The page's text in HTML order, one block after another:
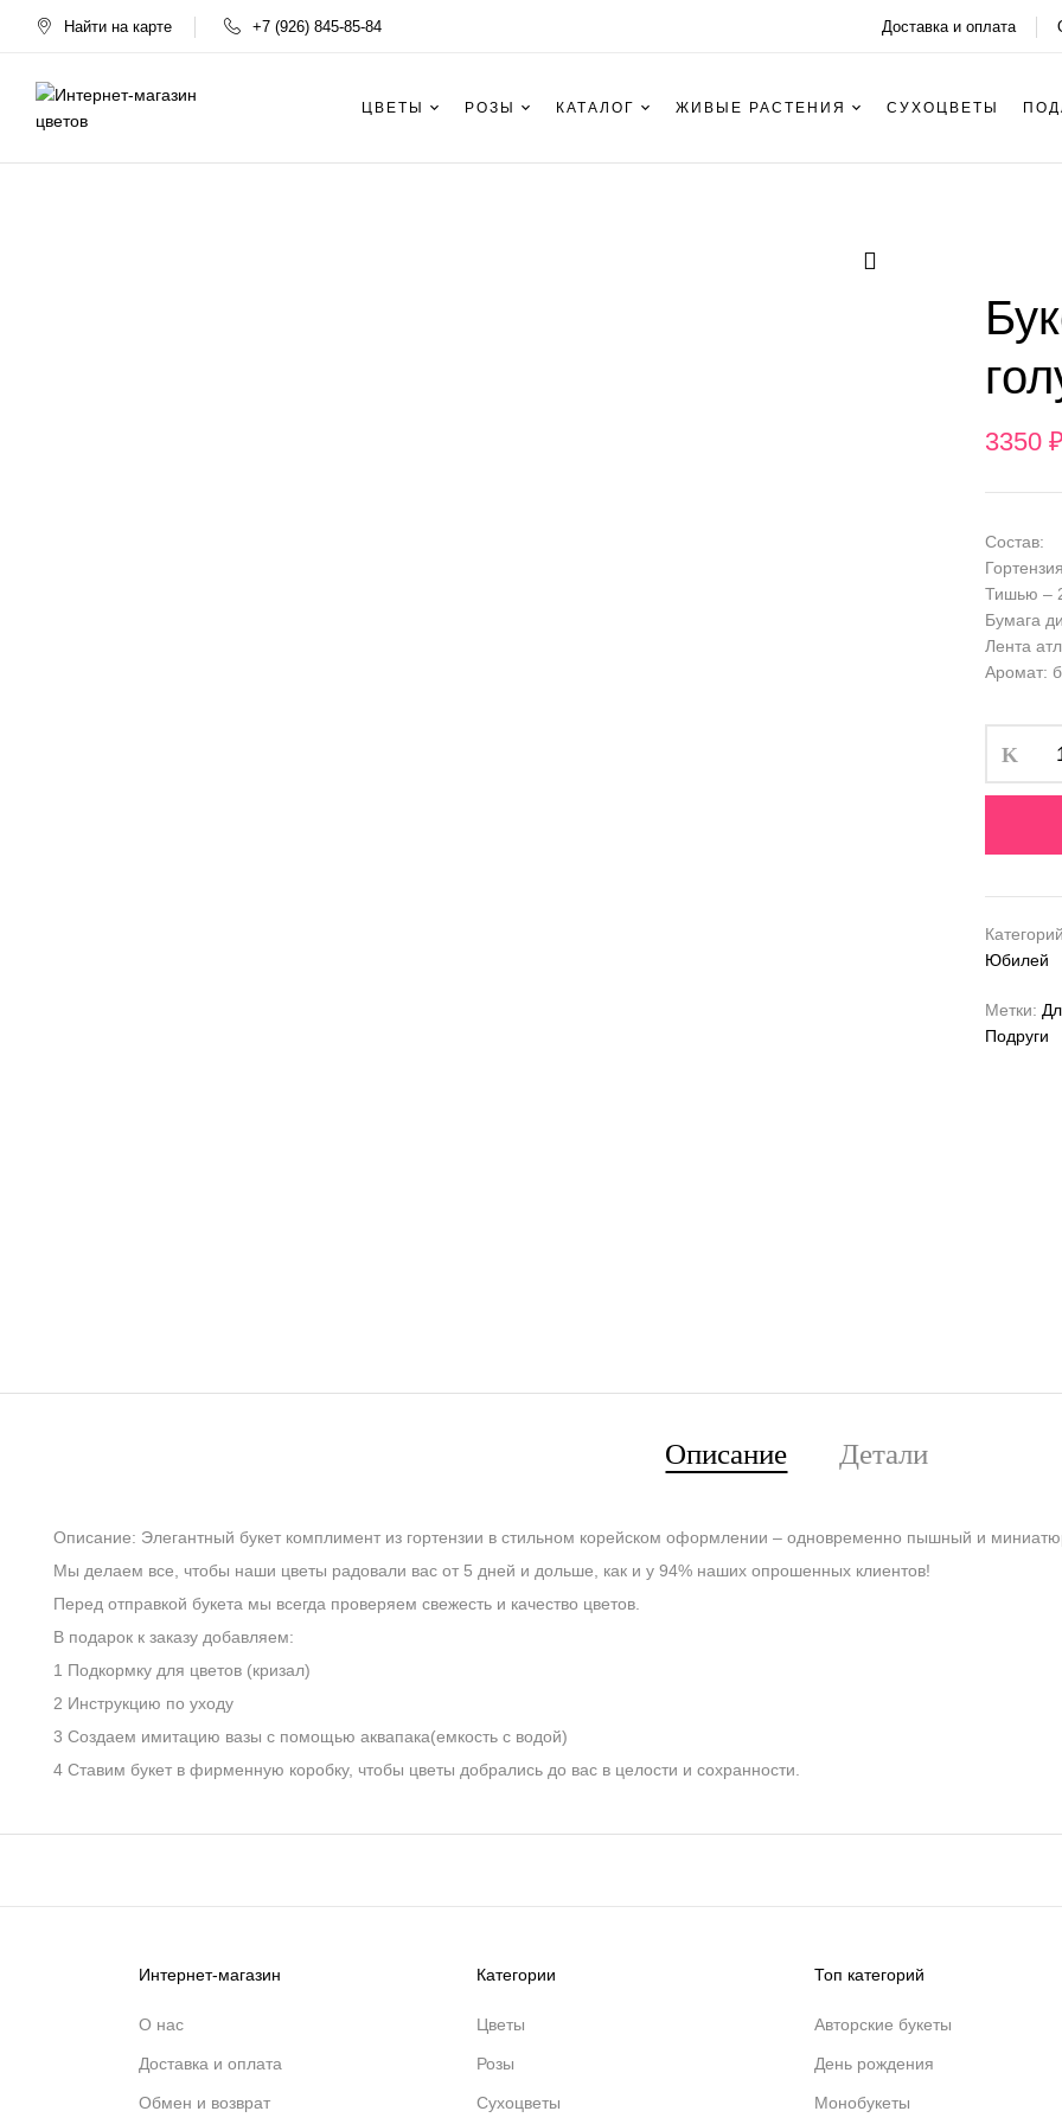
Найти на карте +7 (926) 845-85-84 Доставка и оплата
ЦВЕТЫ РОЗЫ КАТАЛОГ ЖИВЫЕ РАСТЕНИЯ СУХОЦВЕТЫ
3350₽
Состав:
Тишью –
Бумага
Лента
Аромат:
Юбилей
Метки:
Подруги
Описание Детали
Описание: Элегантный букет комплимент из гортензии в стильном корейском оформлении – одновременно пышный и
Мы делаем все, чтобы наши цветы радовали вас от 5 дней и дольше, как и у 94% наших опрошенных клиентов!
Перед отправкой букета мы всегда проверяем свежесть и качество цветов.
В подарок к заказу добавляем:
1 Подкормку для цветов (кризал)
2 Инструкцию по уходу
3 Создаем имитацию вазы с помощью аквапака(емкость с водой)
4 Ставим букет в фирменную коробку, чтобы цветы добрались до вас в целости и сохранности.
Интернет-магазин
О нас
Доставка и оплата
Обмен и возврат
Категории
Цветы
Розы
Сухоцветы
Топ категорий
Авторские букеты
День рождения
Монобукеты